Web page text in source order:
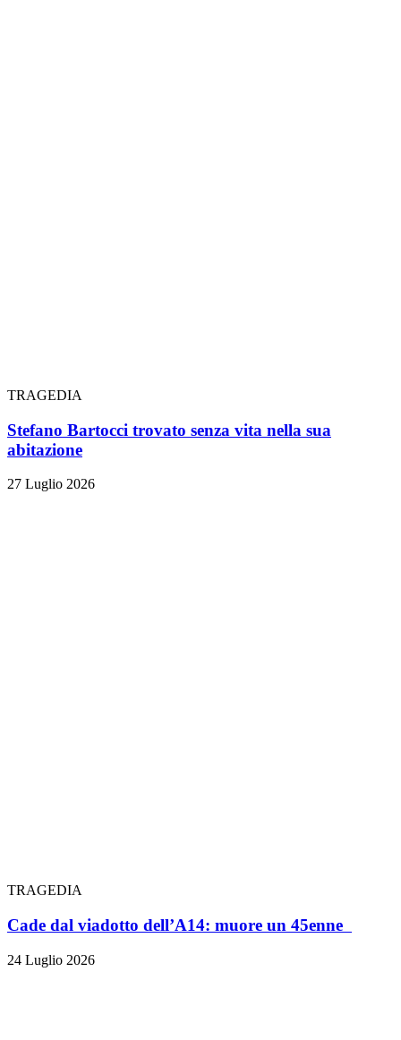
TRAGEDIA
Stefano Bartocci trovato senza vita nella sua
abitazione
27 Luglio 2026
TRAGEDIA
Cade dal viadotto dell’A14: muore un 45enne
24 Luglio 2026